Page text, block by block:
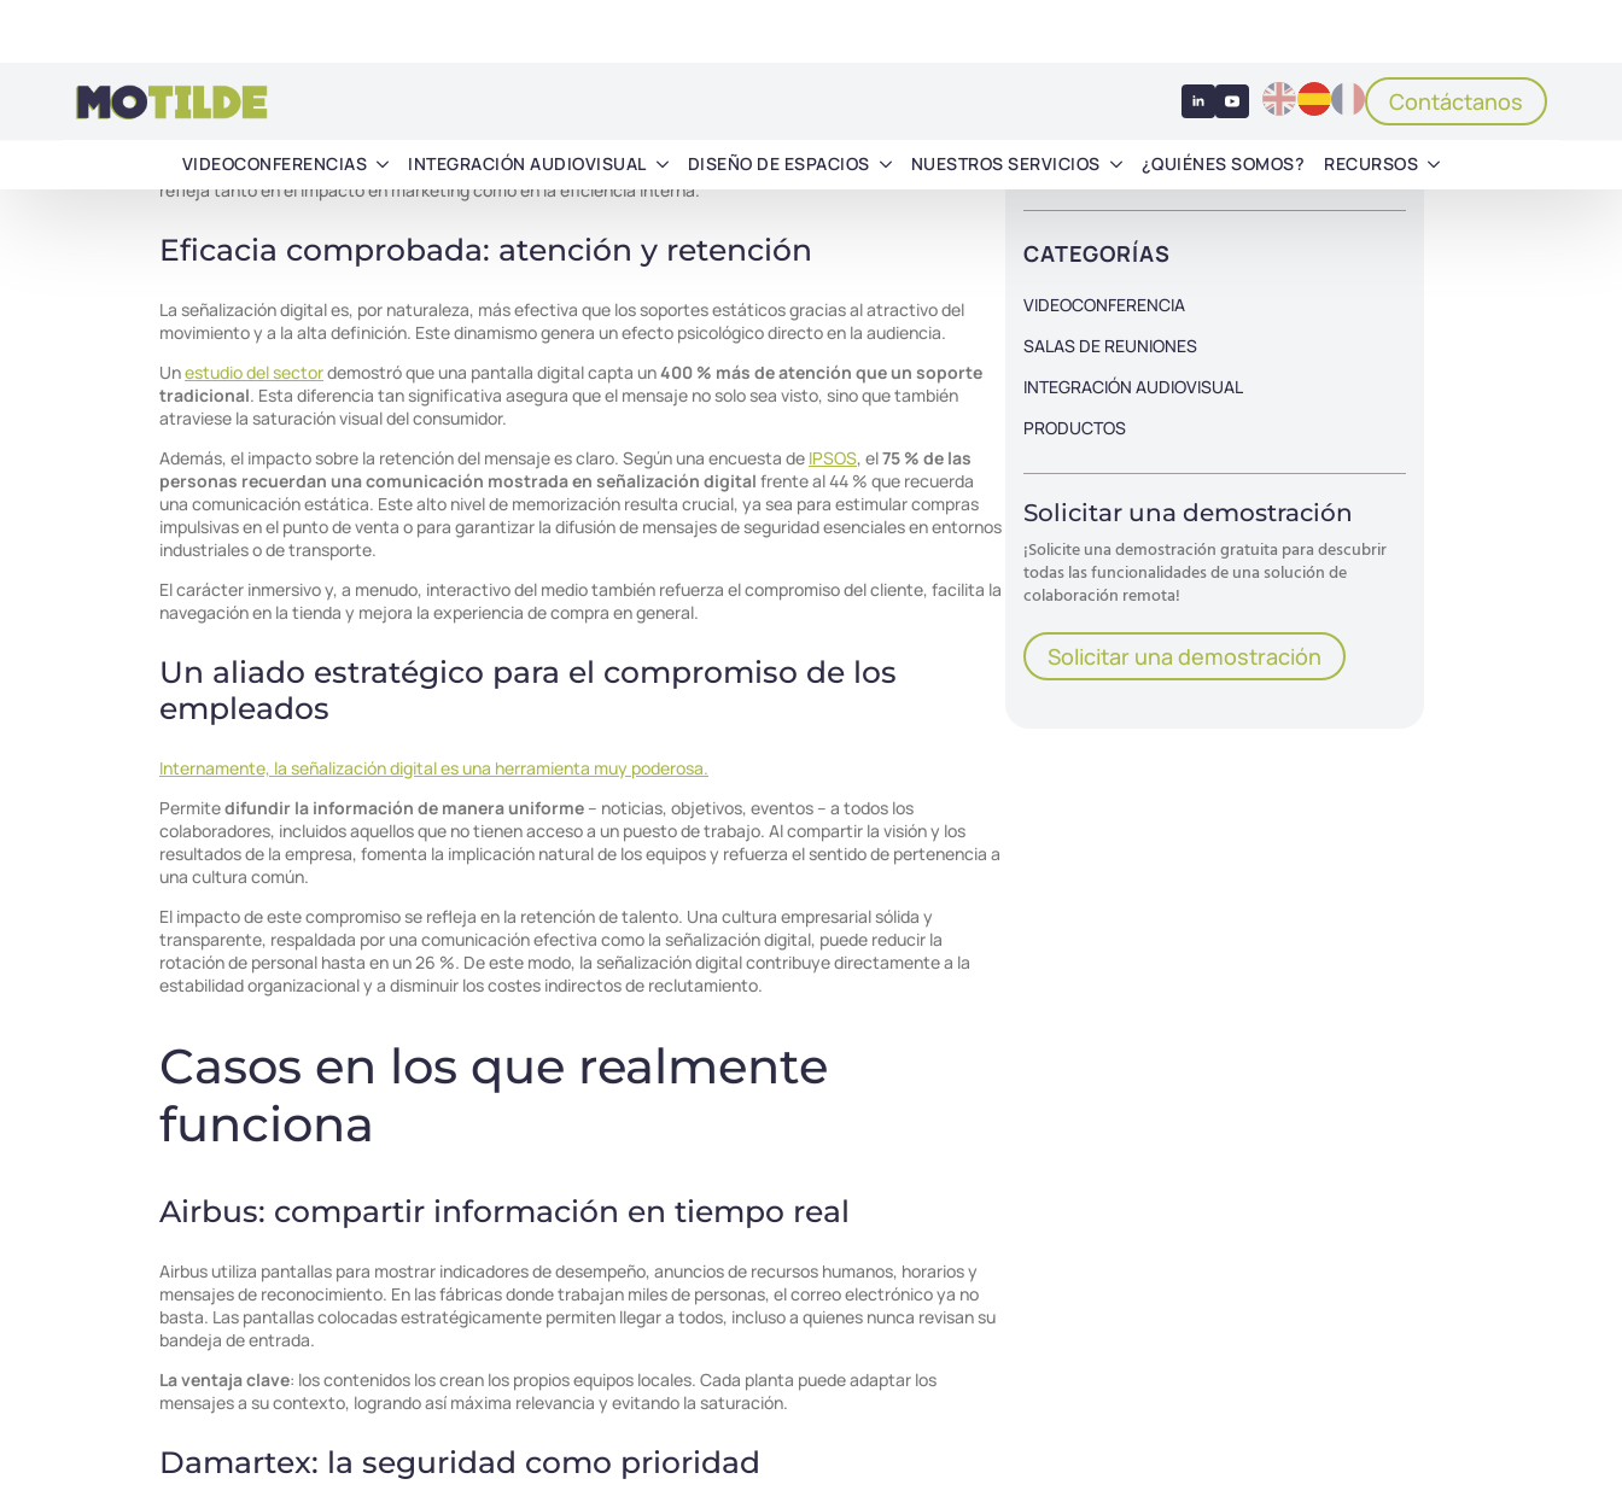
inversión
Invertir en unasolución de señalización digitalse justifica por un retorno de inversión comprobado, que se
refleja tanto en el impacto en marketing como en la eficiencia interna.
Eficacia comprobada: atención y retención
La señalización digital es, por naturaleza, más efectiva que los soportes estáticos gracias al atractivo del
movimiento y a la alta definición. Este dinamismo genera un efecto psicológico directo en la audiencia.
Unestudio del sectordemostró que una pantalla digital capta un400 % más de atención que un soporte
tradicional. Esta diferencia tan significativa asegura que el mensaje no solo sea visto, sino que también
atraviese la saturación visual del consumidor.
Además, el impacto sobre la retención del mensaje es claro. Según una encuesta de IPSOS, el75 % de las
personas recuerdan una comunicación mostrada en señalización digital frente al 44 % que recuerda
una comunicación estática. Este alto nivel de memorización resulta crucial, ya sea para estimular compras
impulsivas en el punto de venta o para garantizar la difusión de mensajes de seguridad esenciales en entornos
industriales o de transporte.
El carácter inmersivo y, a menudo, interactivo del medio también refuerza el compromiso del cliente, facilita la
navegación en la tienda y mejora la experiencia de compra en general.
Un aliado estratégico para el compromiso de los
empleados
Internamente, la señalización digital es una herramienta muy poderosa.
Permitedifundir la información de manera uniforme – noticias, objetivos, eventos – a todos los
colaboradores, incluidos aquellos que no tienen acceso a un puesto de trabajo. Al compartir la visión y los
resultados de la empresa, fomenta la implicación natural de los equipos y refuerza el sentido de pertenencia a
una cultura común.
El impacto de este compromiso se refleja en la retención de talento. Una cultura empresarial sólida y
transparente, respaldada por una comunicación efectiva como la señalización digital, puede reducir la
rotación de personal hasta en un 26 %. De este modo, la señalización digital contribuye directamente a la
estabilidad organizacional y a disminuir los costes indirectos de reclutamiento.
Casos en los que realmente
funciona
Airbus: compartir información en tiempo real
Airbus utiliza pantallas para mostrar indicadores de desempeño, anuncios de recursos humanos, horarios y
mensajes de reconocimiento. En las fábricas donde trabajan miles de personas, el correo electrónico ya no
basta. Las pantallas colocadas estratégicamente permiten llegar a todos, incluso a quienes nunca revisan su
bandeja de entrada.
La ventaja clave: los contenidos los crean los propios equipos locales. Cada planta puede adaptar los
mensajes a su contexto, logrando así máxima relevancia y evitando la saturación.
Damartex: la seguridad como prioridad